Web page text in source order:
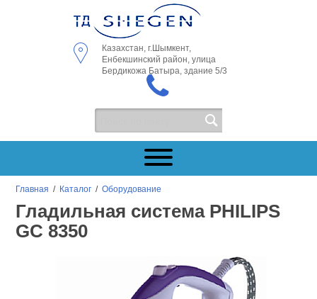
Казахстан, г.Шымкент,
Енбекшинский район, улица
Бердикожа Батыра, здание 5/3
Главная / Каталог /Оборудование
Гладильная система PHILIPS
GC 8350